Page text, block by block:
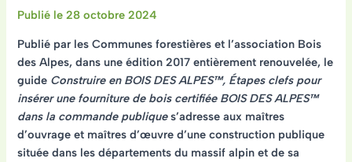
28 octobre 2024
Publié par les Communes forestières et l’association Bois
des Alpes, dans une édition 2017 entièrement renouvelée, le
guide Construire en BOIS DES ALPES™, Étapes clefs pour
insérer une fourniture de bois certifiée BOIS DES ALPES™
dans la commande publiques’adresse aux maîtres
d’ouvrage et maîtres d’œuvre d’une construction publique
située dans les départements du massif alpin et de sa